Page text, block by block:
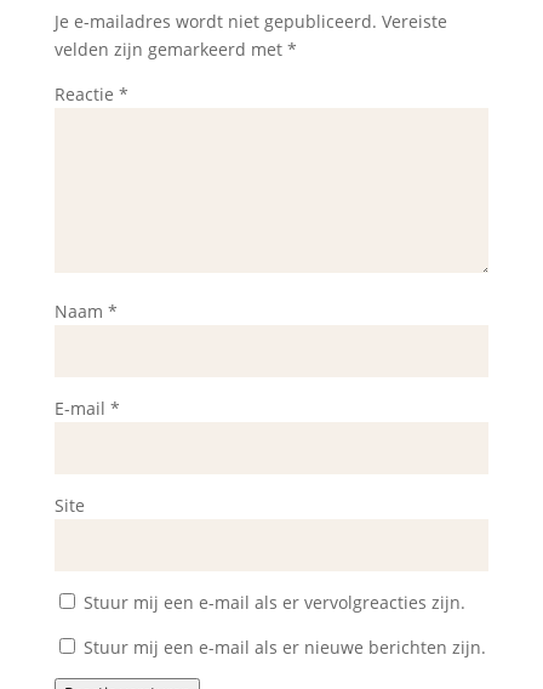
Je e-mailadres wordt niet gepubliceerd. Vereiste
velden zijn gemarkeerd met *
Reactie *
Naam *
E-mail *
Site
Stuur mij een e-mail als er vervolgreacties zijn.
Stuur mij een e-mail als er nieuwe berichten zijn.